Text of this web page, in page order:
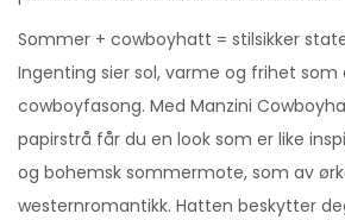
Sommer + cowboyhatt = stilsikker
Ingenting sier sol, varme og frihet
cowboyfasong. Med Manzini
papirstrå får du en look som er like
og bohemsk sommermote, som av
westernromantikk. Hatten beskytter